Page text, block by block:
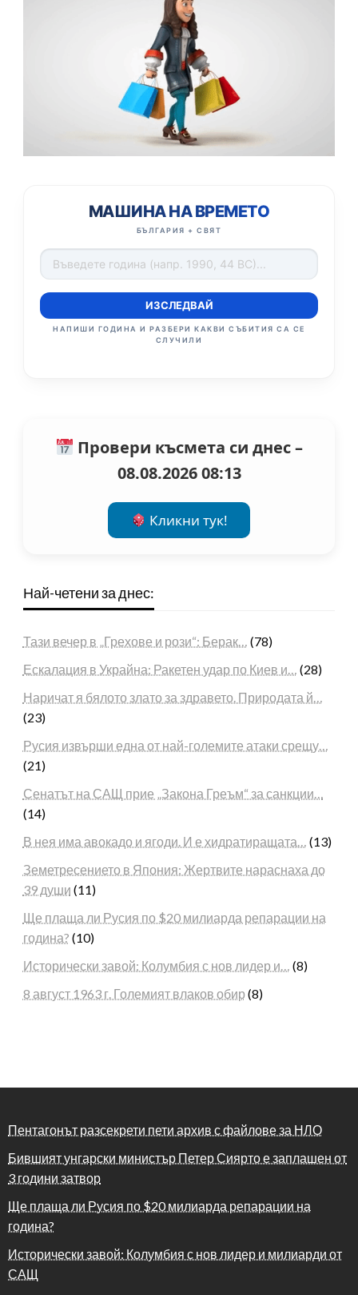
МАШИНА НА ВРЕМЕТО
БЪЛГАРИЯ + СВЯТ
ИЗСЛЕДВАЙ
НАПИШИ ГОДИНА И РАЗБЕРИ КАКВИ СЪБИТИЯ СА СЕ
СЛУЧИЛИ
Провери късмета си днес –
08.08.2026 08:13
Кликни тук!
Най-четени за днес:
Тази вечер в „Грехове и рози“: Берак… (78)
Ескалация в Украйна: Ракетен удар по Киев и… (28)
Наричат я бялото злато за здравето. Природата й…
(23)
Русия извърши една от най-големите атаки срещу…
(21)
Сенатът на САЩ прие „Закона Греъм“ за санкции…
(14)
В нея има авокадо и ягоди. И е хидратиращата… (13)
Земетресението в Япония: Жертвите нараснаха до
39 души (11)
Ще плаща ли Русия по $20 милиарда репарации на
година? (10)
Исторически завой: Колумбия с нов лидер и… (8)
8 август 1963 г. Големият влаков обир (8)
Пентагонът разсекрети пети архив с файлове за НЛО
Бившият унгарски министър Петер Сиярто е заплашен от
3 години затвор
Ще плаща ли Русия по $20 милиарда репарации на
година?
Исторически завой: Колумбия с нов лидер и милиарди от
САЩ